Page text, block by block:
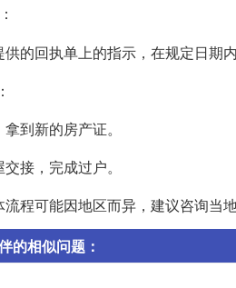
：
的回执单上的指示，在规定日期
到新的房产证。
接，完成过户。
程可能因地区而异，建议咨询当
的相似问题：